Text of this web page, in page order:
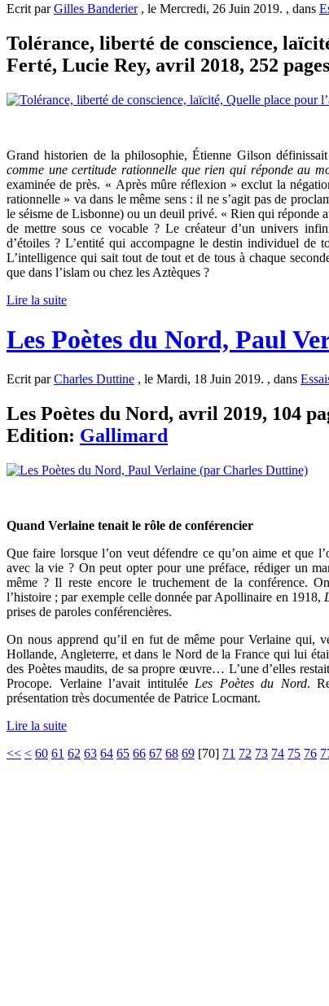
Ecrit parGilles Banderier, le Mercredi, 26 Juin 2019. , dans
Tolérance, liberté de conscience,
Ferté, Lucie Rey, avril 2018, 252
Grand historien de la philosophie, Étienne Gilson
comme une certitude rationnelle que rien qui réponde au
examinée de près. « Après mûre réflexion » exclut la
rationnelle » va dans le même sens : il ne s’agit pas de
le séisme de Lisbonne) ou un deuil privé. « Rien qui
de mettre sous ce vocable ? Le créateur d’un univers
d’étoiles ? L’entité qui accompagne le destin individuel
L’intelligence qui sait tout de tout et de tous à chaque
que dans l’islam ou chez les Aztèques ?
Lire la suite
Les Poètes du Nord, Paul
Ecrit parCharles Duttine , le Mardi, 18 Juin 2019. , dans
Les Poètes du Nord, avril 2019, 104
Edition: Gallimard
Quand Verlaine tenait le rôle de conférencier
Que faire lorsque l’on veut défendre ce qu’on aime et que
avec la vie ? On peut opter pour une préface, rédiger un
même ? Il reste encore le truchement de la conférence.
l’histoire ; par exemple celle donnée par Apollinaire en 1918,
prises de paroles conférencières.
On nous apprend qu’il en fut de même pour Verlaine qui,
Hollande, Angleterre, et dans le Nord de la France qui lui
des Poètes maudits, de sa propre œuvre… L’une d’elles
Procope. Verlaine l’avait intitulée Les Poètes du Nord.
présentation très documentée de Patrice Locmant.
Lire la suite
<< < 60 61 62 63 64 65 66 67 68 69 [70] 71 72 73 74 75 76